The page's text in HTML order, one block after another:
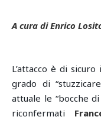
A cura di Enrico
L’attacco è di sicuro
grado di
attuale le “bocche
riconfermati